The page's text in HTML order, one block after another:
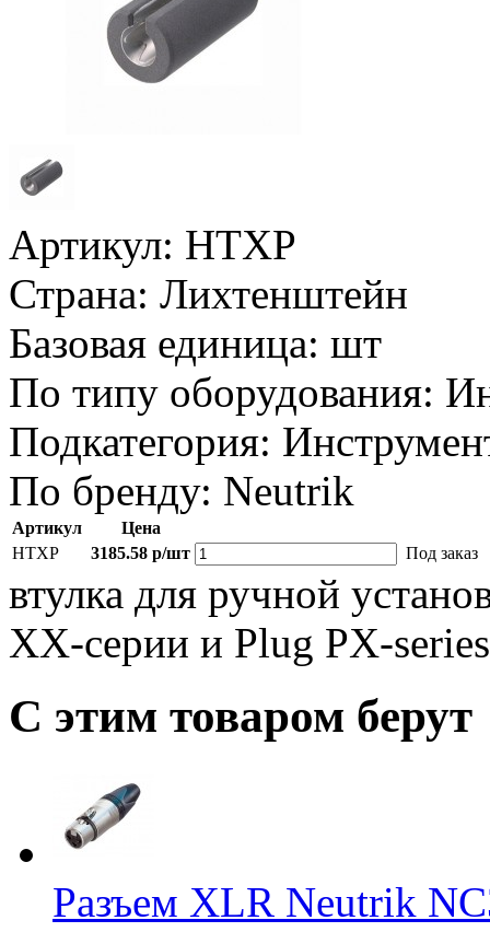
Артикул: HTXP
Страна: Лихтенштейн
Базовая единица: шт
По типу оборудования:
Подкатегория:
По бренду: Neutrik
Артикул
Цена
HTXP
3185.58 р/шт Под заказ
втулка для ручной
XX-серии и Plug PX-series
С этим товаром берут
Разъем XLR Neutrik